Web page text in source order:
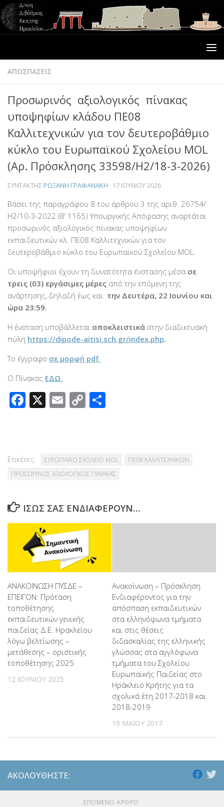
ΑΠΟΣΠΑΣΕΙΣ
Προσωρινός αξιολογικός πίνακας
υποψηφίων κλάδου ΠΕ08
Καλλιτεχνικών για τον δευτεροβάθμιο
κύκλο του Ευρωπαϊκού Σχολείου MOL
(Αρ. Πρόσκλησης 33598/Η2/18-3-2026)
ΣΥΝΤΆΚΤΗΣ ΡΩΞΆΝΗ ΓΡΑΦΑΝΆΚΗ · 17 ΙΟΥΝΊΟΥ 2026
Βάσει της παραγράφου 8 του άρθρου 3 της αριθ. 26754/
Η2/10-3-2022 (Β’ 1165) Υπουργικής Απόφασης αναρτάται
προσωρινός αξιολογικός πίνακας υποψηφίων
εκπαιδευτικών κλ. ΠΕ08 Καλλιτεχνικών για τον
δευτεροβάθμιο κύκλο του Ευρωπαϊκού Σχολείου MOL.
Οι υποψήφιοι έχουν τη δυνατότητα ένστασης μέσα σε
τρεις (03) εργάσιμες μέρες από την επόμενη της
ανάρτησης, δηλαδή έως και την Δευτέρα, 22 Ιουνίου και
ώρα 23:59.
Η ένσταση υποβάλλεται αποκλειστικά στην διαδικτυακή
πύλη https://dipode-aitisi.sch.gr/index.php.
Το έγγραφο σε μορφή pdf
O Πίνακας ΕΔΩ
Facebook
X Email
Copy
Ετικέτες: ΕΥΡΩΠΑΪΚΟ ΣΧΟΛΕΙΟ MOL
ΠΕ08 ΚΑΛΛΙΤΕΧΝΙΚΩΝ
ΠΡΟΣΩΡΙΝΟΣ ΑΞΙΟΛΟΓΙΚΟΣ ΠΙΝΑΚΑΣ
ΊΣΩΣ ΣΑΣ ΕΝΔΙΑΦΈΡΟΥΝ…
ΑΝΑΚΟΙΝΩΣΗ ΠΥΣΔΕ –
ΕΠΕΙΓΟΝ: Πρόταση
τοποθέτησης
εκπαιδευτικών γενικής
παιδείας Δ.Ε. Ηρακλείου
λόγω βελτίωσης –
μετάθεσης – οριστικής
τοποθέτησης 2025
12 ΙΟΥΝΊΟΥ 2025
Ανακοίνωση – Πρόσκληση
Ενδιαφέροντος για την
απόσπαση εκπαιδευτικών
στα ελληνόφωνα τμήματα
και στις θέσεις
διδασκαλίας της ελληνικής
γλώσσας στα αγγλόφωνα
τμήματα του Σχολείου
Ευρωπαϊκής Παιδείας στο
Ηράκλειο Κρήτης για τα
σχολικά έτη 2017-2018 και
2018-2019
19 ΜΑΪ́ΟΥ 2017
ΑΚΟΛΟΥΘΉΣΤΕ:
ΕΠΌΜΕΝΟ ΆΡΘΡΟ